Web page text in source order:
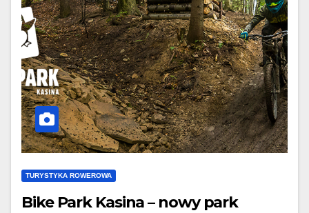
TURYSTYKA ROWEROWA
Bike Park Kasina – nowy park